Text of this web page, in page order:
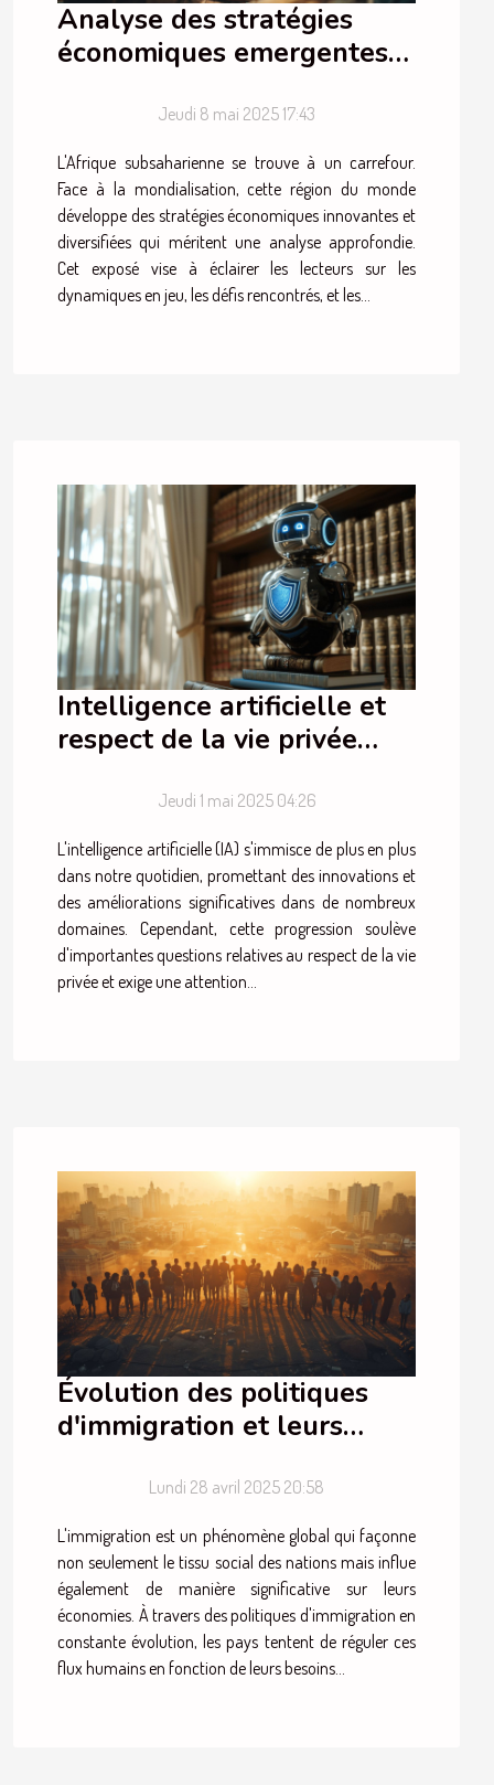
Analyse des stratégies
économiques emergentes
face à la mondialisation
Jeudi 8 mai 2025 17:43
L'Afrique subsaharienne se trouve à un carrefour.
Face à la mondialisation, cette région du monde
développe des stratégies économiques innovantes et
diversifiées qui méritent une analyse approfondie.
Cet exposé vise à éclairer les lecteurs sur les
dynamiques en jeu, les défis rencontrés, et les...
Intelligence artificielle et
respect de la vie privée
Jeudi 1 mai 2025 04:26
L'intelligence artificielle (IA) s'immisce de plus en plus
dans notre quotidien, promettant des innovations et
des améliorations significatives dans de nombreux
domaines. Cependant, cette progression soulève
d'importantes questions relatives au respect de la vie
privée et exige une attention...
Évolution des politiques
d'immigration et leurs
nationalesLundi 28 avril 2025 20:58
L'immigration est un phénomène global qui façonne
non seulement le tissu social des nations mais influe
également de manière significative sur leurs
économies. À travers des politiques d'immigration en
constante évolution, les pays tentent de réguler ces
flux humains en fonction de leurs besoins...